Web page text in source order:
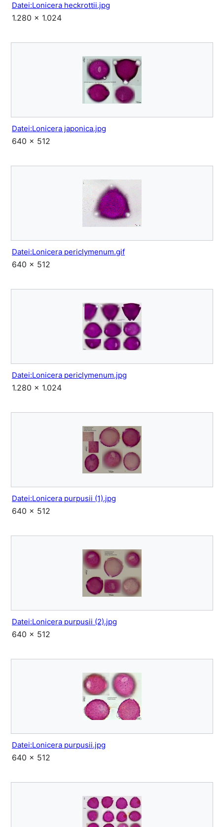
Datei:Lonicera heckrottii.jpg
1.280 × 1.024
Datei:Lonicera japonica.jpg
640 × 512
Datei:Lonicera periclymenum.gif
640 × 512
Datei:Lonicera periclymenum.jpg
1.280 × 1.024
Datei:Lonicera purpusii (1).jpg
640 × 512
Datei:Lonicera purpusii (2).jpg
640 × 512
Datei:Lonicera purpusii.jpg
640 × 512